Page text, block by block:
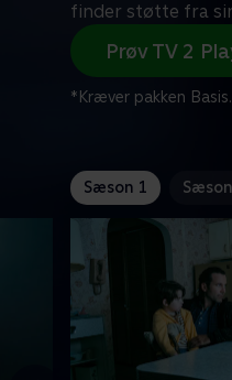
finder støtte fra
Prøv TV 2
*Kræver pakken
Sæson 1